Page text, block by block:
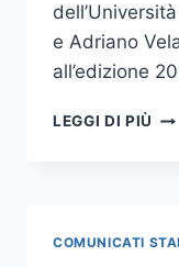
e Adriano
all’edizione
LEGGI DI PIÙ
COMUNICATI